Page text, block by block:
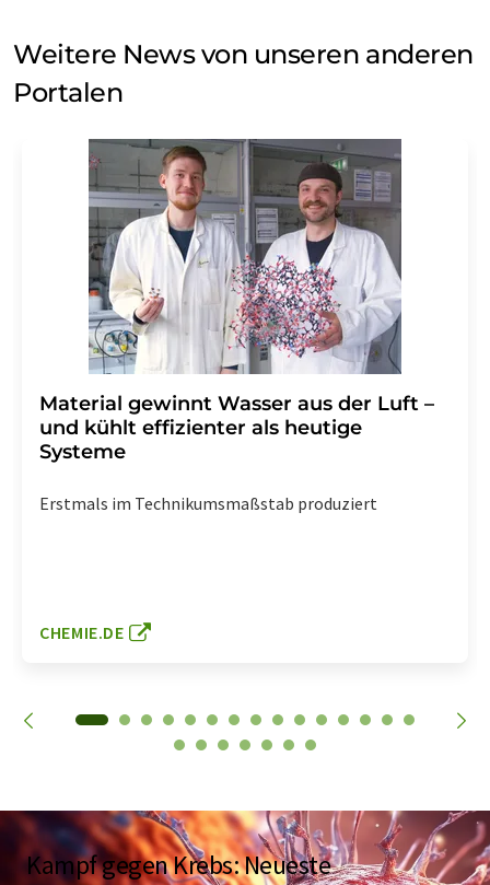
Weitere News von unseren anderen
Portalen
Material gewinnt Wasser aus der Luft –
und kühlt effizienter als heutige
Systeme
Erstmals im Technikumsmaßstab produziert
CHEMIE.DE
Kampf gegen Krebs: Neueste